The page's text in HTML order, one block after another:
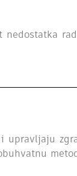
upravljaju